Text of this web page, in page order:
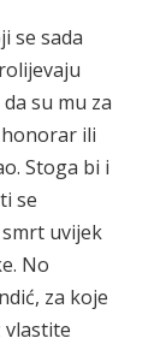
se sada
su mu za
ili
Stoga bi i
se
uvijek
No
za koje
vlastite